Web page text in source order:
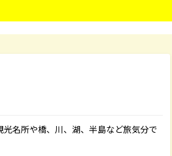
名所や橋、川、湖、半島など旅気分で